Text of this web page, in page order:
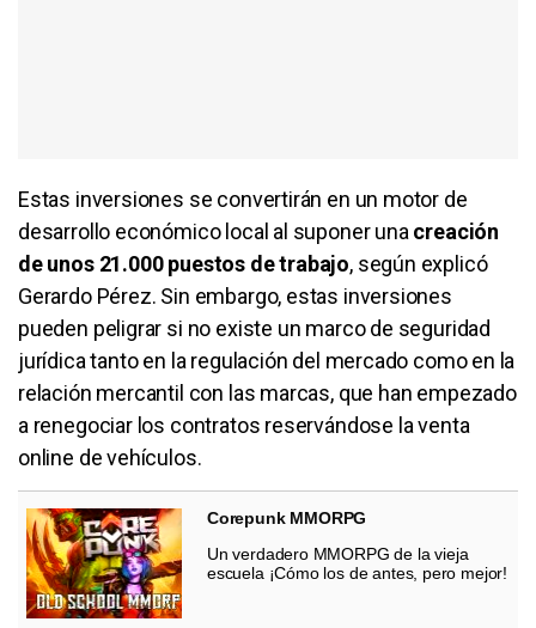
Estas inversiones se convertirán en un motor de
desarrollo económico local al suponer una creación
de unos 21.000 puestos de trabajo, según explicó
Gerardo Pérez. Sin embargo, estas inversiones
pueden peligrar si no existe un marco de seguridad
jurídica tanto en la regulación del mercado como en la
relación mercantil con las marcas, que han empezado
a renegociar los contratos reservándose la venta
online de vehículos.
Corepunk MMORPG
Un verdadero MMORPG de la vieja
escuela ¡Cómo los de antes, pero mejor!